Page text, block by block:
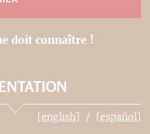
doit connaître !
[english] [español]